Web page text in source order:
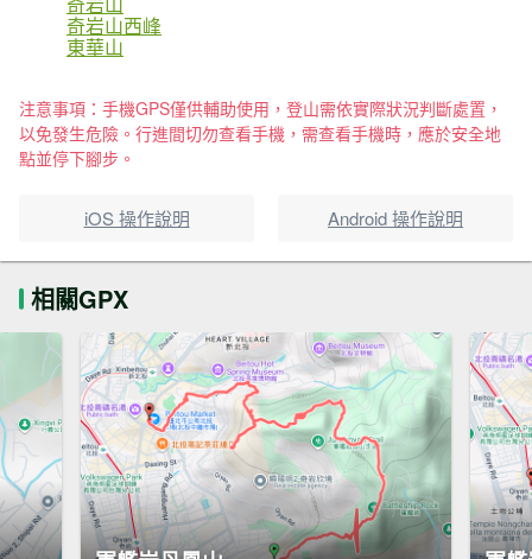
奇岩山西峰
東華山
注意事項：手機GPS僅供輔助使用，登山需依實際狀況判斷處置，
以免發生危險。行進間切勿查看手機，需查看手機時，應於安全地
點並停下腳步。
iOS 操作說明 Android 操作說明
相關GPX